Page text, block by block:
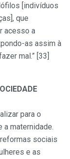
[indivíduos
que
acesso a
as assim à
mal.” [33]
para o
a maternidade.
sociais
e as